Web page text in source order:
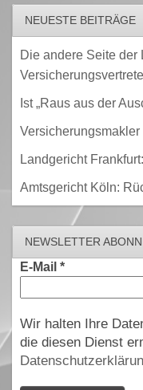
NEUESTE BEITRÄGE
Die andere Seite der
Ist „Raus aus der
Landgericht
Amtsgericht Köln:
NEWSLETTER
E-Mail *
Wir halten Ihre
die diesen Dienst